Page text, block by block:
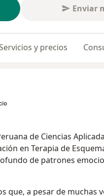
Enviar
y precios
de Ciencias
en Terapia de
de patrones
que, a pesar de muchas